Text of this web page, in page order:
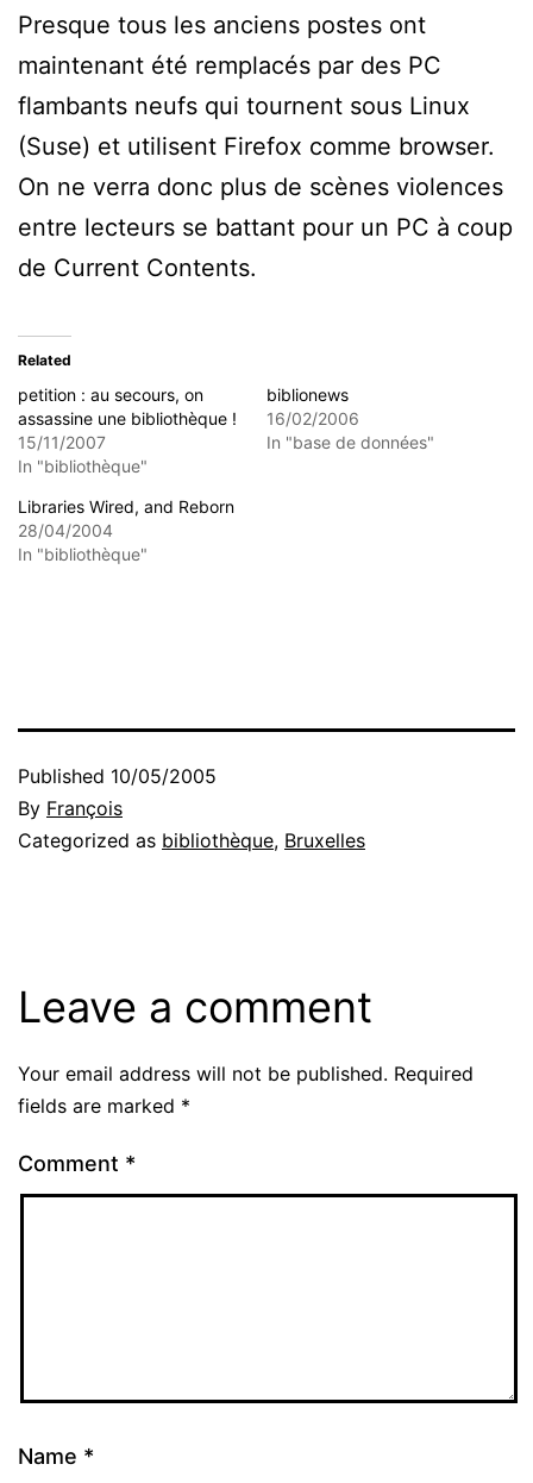
Presque tous les anciens postes ont
maintenant été remplacés par des PC
flambants neufs qui tournent sous Linux
(Suse) et utilisent Firefox comme browser.
On ne verra donc plus de scènes violences
entre lecteurs se battant pour un PC à coup
de Current Contents.
Related
petition : au secours, on
assassine une bibliothèque !
15/11/2007
In "bibliothèque"
biblionews
16/02/2006
In "base de données"
Libraries Wired, and Reborn
28/04/2004
In "bibliothèque"
Published 10/05/2005
By François
Categorized as bibliothèque, Bruxelles
Leave a comment
Your email address will not be published. Required
fields are marked *
Comment *
Name *